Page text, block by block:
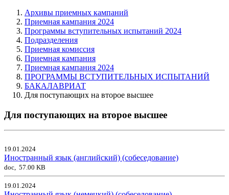
Архивы приемных кампаний
Приемная кампания 2024
Программы вступительных испытаний 2024
Подразделения
Приемная комиссия
Приемная кампания
Приемная кампания 2024
ПРОГРАММЫ ВСТУПИТЕЛЬНЫХ ИСПЫТАНИЙ
БАКАЛАВРИАТ
Для поступающих на второе высшее
Для поступающих на второе высшее
19.01.2024
Иностранный язык (английский) (собеседование)
doc, 57.00 KB
19.01.2024